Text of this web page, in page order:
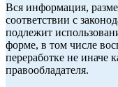
Вся информация,
соответствии с
подлежит
форме, в том числе
переработке не иначе
правообладателя.